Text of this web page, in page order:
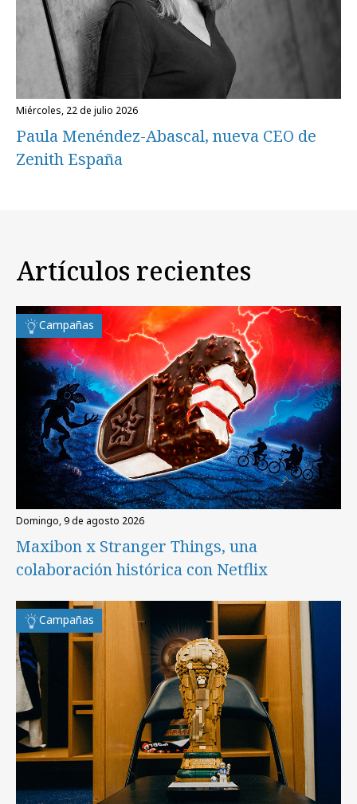
miércoles, 22 de julio 2026
Paula Menéndez-Abascal, nueva CEO de
Zenith España
Artículos recientes
Campañas
domingo, 9 de agosto 2026
Maxibon x Stranger Things, una
colaboración histórica con Netflix
Campañas